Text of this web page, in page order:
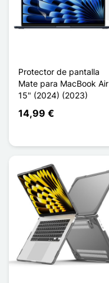
Protector de pantalla
Mate para MacBook Air
15" (2024) (2023)
14,99 €